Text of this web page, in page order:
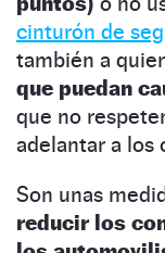
cinturón de
también a
que puedan
que no
adelantar a los
Son unas
reducir los